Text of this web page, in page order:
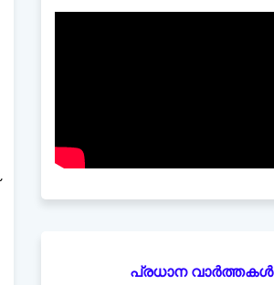
പ്രധാന വാർത്തകൾ